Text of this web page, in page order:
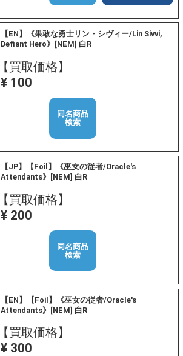
【EN】《果敢な勇士リン・シヴィー/Lin Sivvi,
Defiant Hero》[NEM] 白R
【買取価格】
¥ 100
同名商品
検索
【JP】【Foil】《巫女の従者/Oracle's
Attendants》[NEM] 白R
【買取価格】
¥ 200
同名商品
検索
【EN】【Foil】《巫女の従者/Oracle's
Attendants》[NEM] 白R
【買取価格】
¥ 300